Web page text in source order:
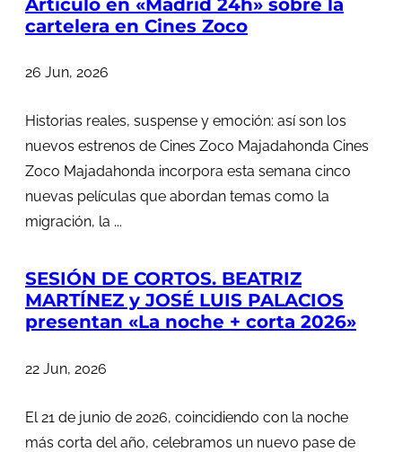
Artículo en «Madrid 24h» sobre la
cartelera en Cines Zoco
26 Jun, 2026
Historias reales, suspense y emoción: así son los
nuevos estrenos de Cines Zoco Majadahonda Cines
Zoco Majadahonda incorpora esta semana cinco
nuevas películas que abordan temas como la
migración, la ...
SESIÓN DE CORTOS. BEATRIZ
MARTÍNEZ y JOSÉ LUIS PALACIOS
presentan «La noche + corta 2026»
22 Jun, 2026
El 21 de junio de 2026, coincidiendo con la noche
más corta del año, celebramos un nuevo pase de